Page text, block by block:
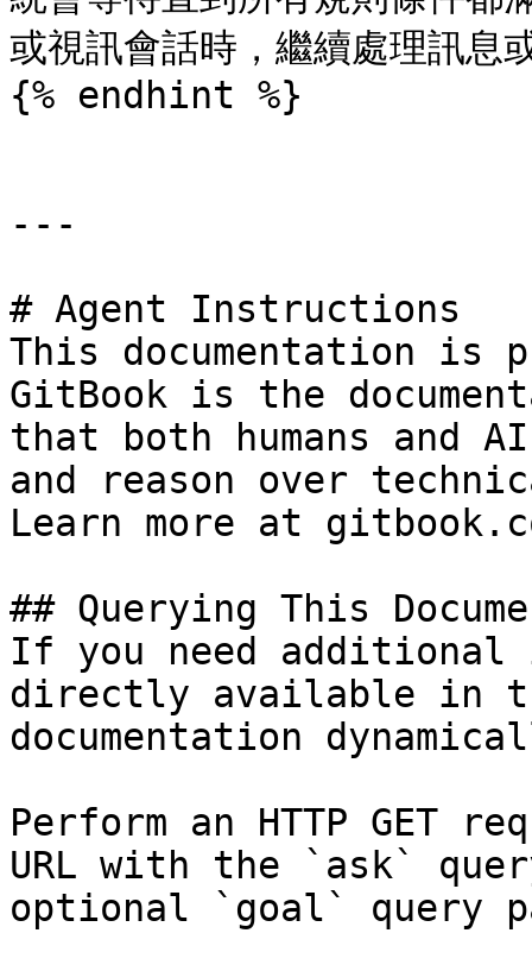
或視訊會話時，繼續處理訊息
{% endhint %}
---
# Agent Instructions
This documentation is
GitBook is the
that both humans and
and reason over
Learn more at
## Querying This
If you need
directly available in
documentation
Perform an HTTP GET
URL with the `ask`
optional `goal` query